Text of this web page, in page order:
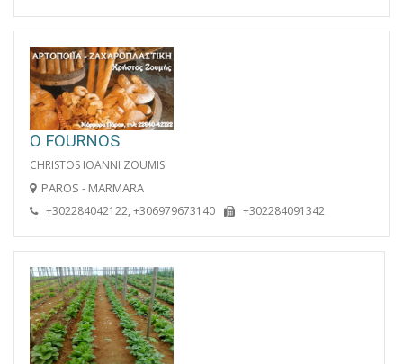
O FOURNOS
CHRISTOS IOANNI ZOUMIS
PAROS - MARMARA
+302284042122, +306979673140 +302284091342